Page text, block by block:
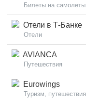
Билеты на самолеты
Отели в Т-Банке
Отели
AVIANCA
Путешествия
Eurowings
Туризм, путешествия